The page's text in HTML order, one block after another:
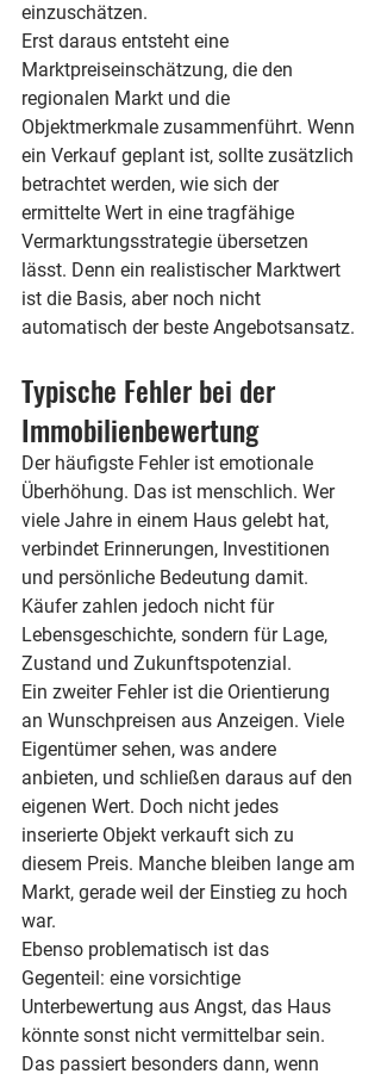
einzuschätzen.
Erst daraus entsteht eine
Marktpreiseinschätzung, die den
regionalen Markt und die
Objektmerkmale zusammenführt. Wenn
ein Verkauf geplant ist, sollte zusätzlich
betrachtet werden, wie sich der
ermittelte Wert in eine tragfähige
Vermarktungsstrategie übersetzen
lässt. Denn ein realistischer Marktwert
ist die Basis, aber noch nicht
automatisch der beste Angebotsansatz.
Typische Fehler bei der
Immobilienbewertung
Der häufigste Fehler ist emotionale
Überhöhung. Das ist menschlich. Wer
viele Jahre in einem Haus gelebt hat,
verbindet Erinnerungen, Investitionen
und persönliche Bedeutung damit.
Käufer zahlen jedoch nicht für
Lebensgeschichte, sondern für Lage,
Zustand und Zukunftspotenzial.
Ein zweiter Fehler ist die Orientierung
an Wunschpreisen aus Anzeigen. Viele
Eigentümer sehen, was andere
anbieten, und schließen daraus auf den
eigenen Wert. Doch nicht jedes
inserierte Objekt verkauft sich zu
diesem Preis. Manche bleiben lange am
Markt, gerade weil der Einstieg zu hoch
war.
Ebenso problematisch ist das
Gegenteil: eine vorsichtige
Unterbewertung aus Angst, das Haus
könnte sonst nicht vermittelbar sein.
Das passiert besonders dann, wenn